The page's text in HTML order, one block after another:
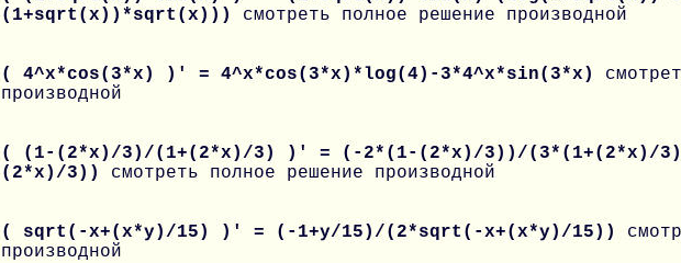
(1+sqrt(x))*sqrt(x))) смотреть полное решение производной
( 4^x*cos(3*x) )' = 4^x*cos(3*x)*log(4)-3*4^x*sin(3*x)
производной
( (1-(2*x)/3)/(1+(2*x)/3) )' = (-2*(1-(2*x)/3))/(3*(1+(2*x)/
(2*x)/3)) смотреть полное решение производной
( sqrt(-x+(x*y)/15) )' = (-1+y/15)/(2*sqrt(-x+(x*y)/15))
производной